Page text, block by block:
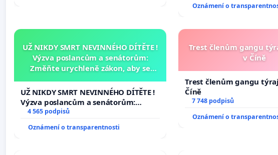
Oznámení o
UŽ NIKDY SMRT NEVINNÉHO DÍTĚTE !
Výzva poslancům a senátorům:
Změňte urychleně zákon, aby se
opakovat!
UŽ NIKDY SMRT NEVINNÉHO DÍTĚTE !
Výzva poslancům a senátorům:
Změňte urychleně zákon, aby se
opakovat!
4 565 podpisů
Oznámení o transparentnosti
Trest členům gangu
v Číně
Trest členům gangu
Číně
7 748 podpisů
Oznámení o